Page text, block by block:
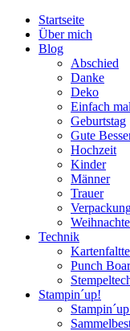
Startseite
Über mich
Blog
Abschied
Danke
Deko
Einfach
Geburtstag
Gute
Hochzeit
Kinder
Männer
Trauer
Technik
Punch
Stampin´up!